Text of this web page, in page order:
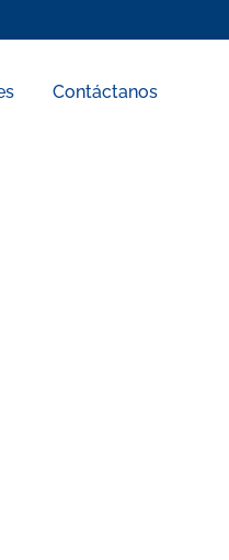
Contáctanos